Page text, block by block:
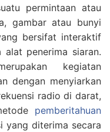
permintaan atau
gambar atau bunyi
bersifat interaktif
penerima siaran.
kegiatan
dengan menyiarkan
radio di darat,
pemberitahuan
yang diterima secara